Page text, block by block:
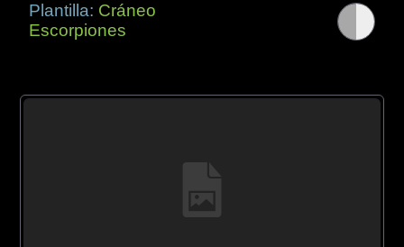
Plantilla: Cráneo
Escorpiones